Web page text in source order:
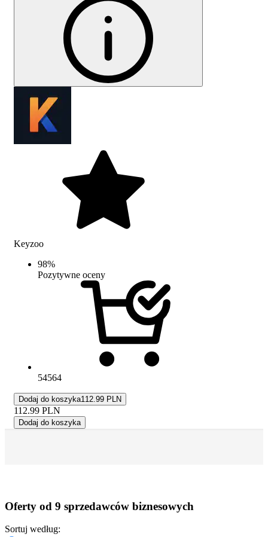
Keyzoo
98%
Pozytywne oceny
54564
Dodaj do koszyka112.99 PLN
112.99 PLN
Dodaj do koszyka
Oferty od 9 sprzedawców biznesowych
Sortuj według: